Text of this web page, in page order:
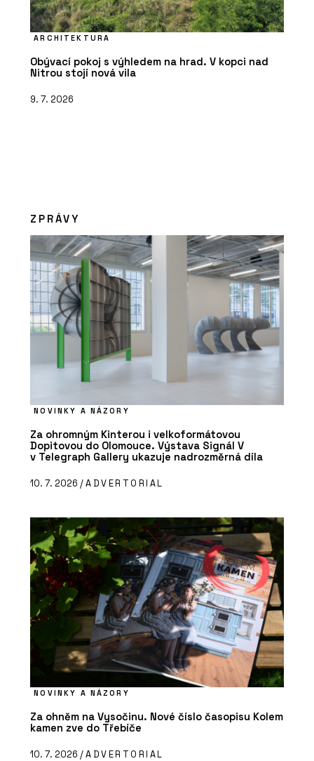
ARCHITEKTURA
Obývací pokoj s výhledem na hrad. V kopci nad
Nitrou stojí nová vila
9. 7. 2026
ZPRÁVY
NOVINKY A NÁZORY
Za ohromným Kinterou i velkoformátovou
Dopitovou do Olomouce. Výstava Signál V
v Telegraph Gallery ukazuje nadrozměrná díla
10. 7. 2026 /ADVERTORIAL
NOVINKY A NÁZORY
Za ohněm na Vysočinu. Nové číslo časopisu Kolem
kamen zve do Třebíče
10. 7. 2026 /ADVERTORIAL